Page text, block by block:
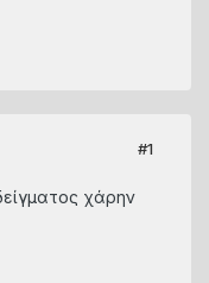
#1
χάρην